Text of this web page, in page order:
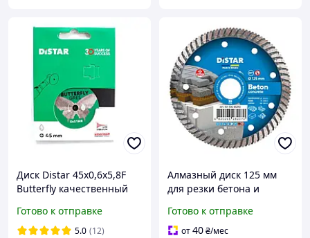
Диск Distar 45x0,6x5,8F
Butterfly качественный
Готово к отправке
5.0 (12)
Алмазный диск 125 мм
для резки бетона и
Beton (10170085392)
Готово к отправке
от40₴/мес